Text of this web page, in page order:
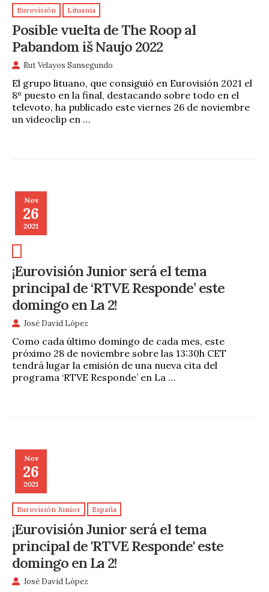
Eurovisión Lituania
Posible vuelta de The Roop al
Pabandom iš Naujo 2022
Rut Velayos Sansegundo
El grupo lituano, que consiguió en Eurovisión 2021 el
8º puesto en la final, destacando sobre todo en el
televoto, ha publicado este viernes 26 de noviembre
un videoclip en …
Nov
26
2021
¡Eurovisión Junior será el tema
principal de ‘RTVE Responde’ este
domingo en La 2!
José David López
Como cada último domingo de cada mes, este
próximo 28 de noviembre sobre las 13:30h CET
tendrá lugar la emisión de una nueva cita del
programa ‘RTVE Responde’ en La …
Nov
26
2021
Eurovisión Junior España
¡Eurovisión Junior será el tema
principal de 'RTVE Responde' este
domingo en La 2!
José David López